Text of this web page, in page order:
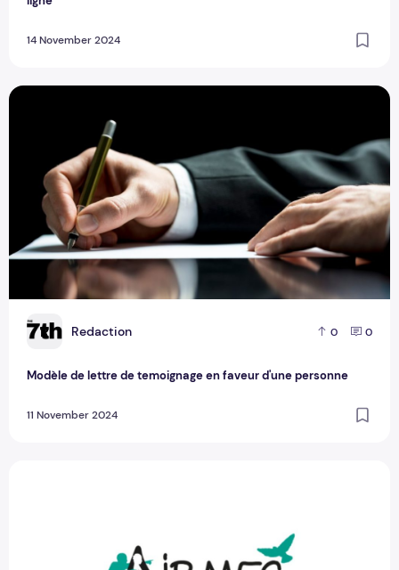
14 November 2024
R Redaction 0 0
Modèle de lettre de temoignage en faveur d'une personne
11 November 2024
Modèle de lettre de temoignage en faveur d'une personne